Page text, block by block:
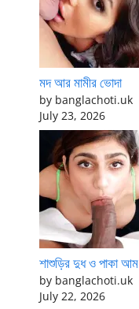
মদ আর মামীর ভোদা
by banglachoti.uk
July 23, 2026
শাশুড়ির দুধ ও পাকা আম
by banglachoti.uk
July 22, 2026